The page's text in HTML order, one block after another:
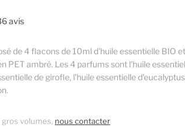
avis
de 4 flacons de 10ml d'huile essentielle BIO
PET ambré. Les 4 parfums sont l'huile
de girofle, l'huile essentielle
volumes, nous contacter